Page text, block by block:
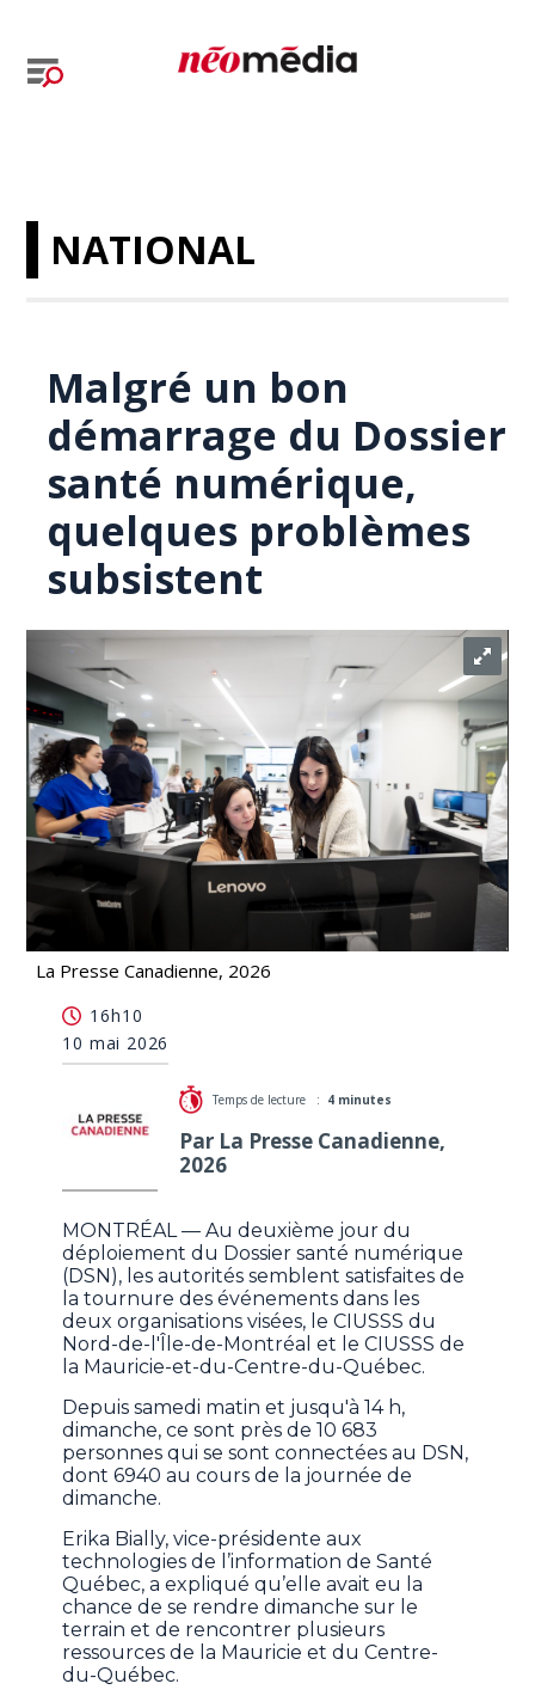
NATIONAL
Malgré un bon
démarrage du Dossier
santé numérique,
quelques problèmes
subsistent
La Presse Canadienne, 2026
numérique, quelques problèmes subsistent
16h10
10 mai 2026
Temps de lecture : 4 minutes
Par La Presse Canadienne,
2026
MONTRÉAL — Au deuxième jour du
déploiement du Dossier santé numérique
(DSN), les autorités semblent satisfaites de
la tournure des événements dans les
deux organisations visées, le CIUSSS du
Nord-de-l'Île-de-Montréal et le CIUSSS de
la Mauricie-et-du-Centre-du-Québec.
Depuis samedi matin et jusqu'à 14 h,
dimanche, ce sont près de 10 683
personnes qui se sont connectées au DSN,
dont 6940 au cours de la journée de
dimanche.
Erika Bially, vice-présidente aux
technologies de l’information de Santé
Québec, a expliqué qu’elle avait eu la
chance de se rendre dimanche sur le
terrain et de rencontrer plusieurs
ressources de la Mauricie et du Centre-
du-Québec.